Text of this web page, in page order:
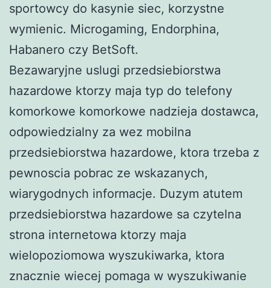
sportowcy do kasynie siec, korzystne
wymienic. Microgaming, Endorphina,
Habanero czy BetSoft.
Bezawaryjne uslugi przedsiebiorstwa
hazardowe ktorzy maja typ do telefony
komorkowe komorkowe nadzieja dostawca,
odpowiedzialny za wez mobilna
przedsiebiorstwa hazardowe, ktora trzeba z
pewnoscia pobrac ze wskazanych,
wiarygodnych informacje. Duzym atutem
przedsiebiorstwa hazardowe sa czytelna
strona internetowa ktorzy maja
wielopoziomowa wyszukiwarka, ktora
znacznie wiecej pomaga w wyszukiwanie